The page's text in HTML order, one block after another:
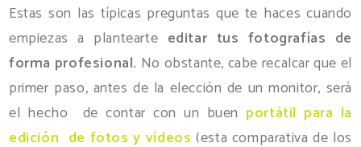
Estas son las típicas preguntas que te haces cuando
empiezas a plantearte editar tus fotografías de
forma profesional. No obstante, cabe recalcar que el
primer paso, antes de la elección de un monitor, será
el hecho de contar con un buen portátil para la
edición de fotos y vídeos (esta comparativa de los